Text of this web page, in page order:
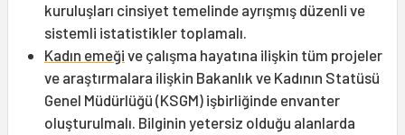
kuruluşları cinsiyet temelinde ayrışmış düzenli ve
sistemli istatistikler toplamalı.
Kadın emeği ve çalışma hayatına ilişkin tüm projeler
ve araştırmalara ilişkin Bakanlık ve Kadının Statüsü
Genel Müdürlüğü (KSGM) işbirliğinde envanter
oluşturulmalı. Bilginin yetersiz olduğu alanlarda